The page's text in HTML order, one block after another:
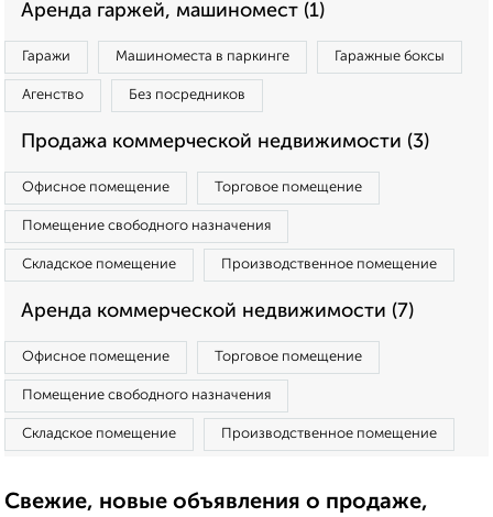
Аренда гаржей, машиномест (1)
Гаражи Машиноместа в паркинге Гаражные боксы
Агенство Без посредников
Продажа коммерческой недвижимости (3)
Офисное помещение Торговое помещение
Помещение свободного назначения
Складское помещение Производственное помещение
Аренда коммерческой недвижимости (7)
Офисное помещение Торговое помещение
Помещение свободного назначения
Складское помещение Производственное помещение
Свежие, новые объявления о продаже,